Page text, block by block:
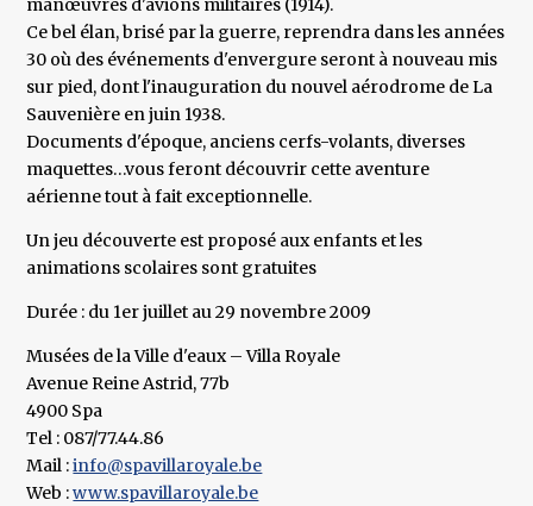
manœuvres d'avions militaires (1914).
Ce bel élan, brisé par la guerre, reprendra dans les années
30 où des événements d'envergure seront à nouveau mis
sur pied, dont l'inauguration du nouvel aérodrome de La
Sauvenière en juin 1938.
Documents d'époque, anciens cerfs-volants, diverses
maquettes…vous feront découvrir cette aventure
aérienne tout à fait exceptionnelle.
Un jeu découverte est proposé aux enfants et les
animations scolaires sont gratuites
Durée : du 1er juillet au 29 novembre 2009
Musées de la Ville d'eaux – Villa Royale
Avenue Reine Astrid, 77b
4900 Spa
Tel : 087/77.44.86
Mail :info@spavillaroyale.be
Web :www.spavillaroyale.be